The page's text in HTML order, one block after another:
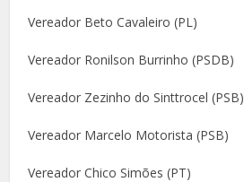
Vereador Beto Cavaleiro (PL)
Vereador Ronilson Burrinho (PSDB)
Vereador Zezinho do Sinttrocel (PSB)
Vereador Marcelo Motorista (PSB)
Vereador Chico Simões (PT)